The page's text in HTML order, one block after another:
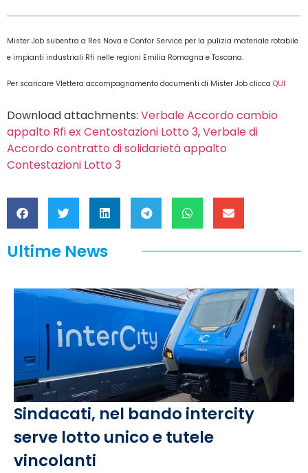
Mister Job subentra a Res Nova e Confor Service per la pulizia materiale rotabile
e impianti industriali Rfi nelle regioni Emilia Romagna e Toscana.
Per scaricare Vlettera accompagnamento documenti di Mister Job clicca QUI
Download attachments: Verbale Accordo cambio
appalto Rfi ex Centostazioni Lotto 3,Verbale di
Accordo contratto di solidarietà appalto
Contestazioni Lotto 3
Ultime News
Sindacati, nel bando intercity
serve lotto unico e tutele
vincolanti